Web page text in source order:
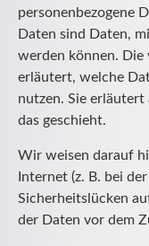
personenbezogene
Daten sind Daten,
werden können. Die
erläutert, welche
nutzen. Sie
das geschieht.
Wir weisen darauf
Internet (z. B. bei
Sicherheitslücken
der Daten vor dem